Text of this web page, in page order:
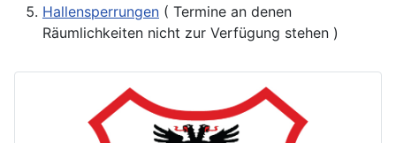
Hallensperrungen ( Termine an denen
Räumlichkeiten nicht zur Verfügung stehen )